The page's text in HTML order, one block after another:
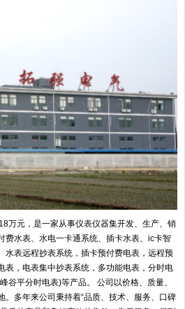
万元，是一家从事仪表仪器集开发、生产、销
费水表、水电一卡通系统、插卡水表、ic卡智
水表远程抄表系统，插卡预付费电表，远程预
表，电表集中抄表系统，多功能电表，分时电
谷平分时电表)等产品。 公司以价格、质量、
。多年来公司秉持着“品质、技术、服务、口碑